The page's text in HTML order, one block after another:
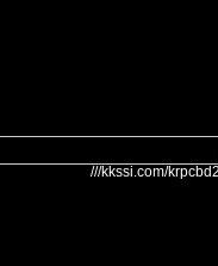
///kkssi.com/